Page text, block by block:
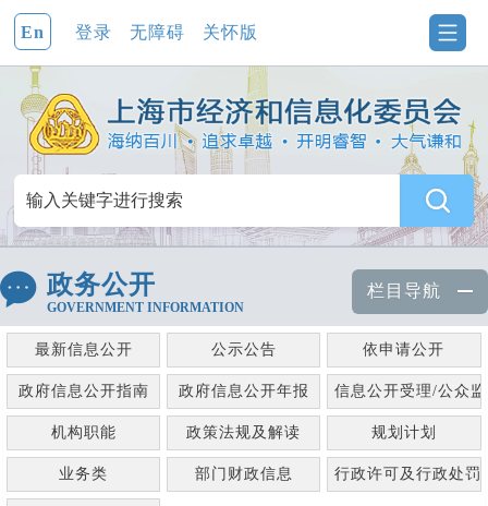
En 登录 无障碍 关怀版
政务公开
GOVERNMENT INFORMATION
栏目导航
最新信息公开 公示公告 依申请公开
政府信息公开指南 政府信息公开年报 信息公开受理/公众
机构职能 政策法规及解读 规划计划
业务类 部门财政信息 行政许可及行政处罚